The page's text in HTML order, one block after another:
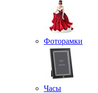
Фоторамки
Часы